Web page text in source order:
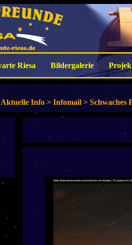
Riesa Bildergalerie
Aktuelle Info > Infomail > Schwaches